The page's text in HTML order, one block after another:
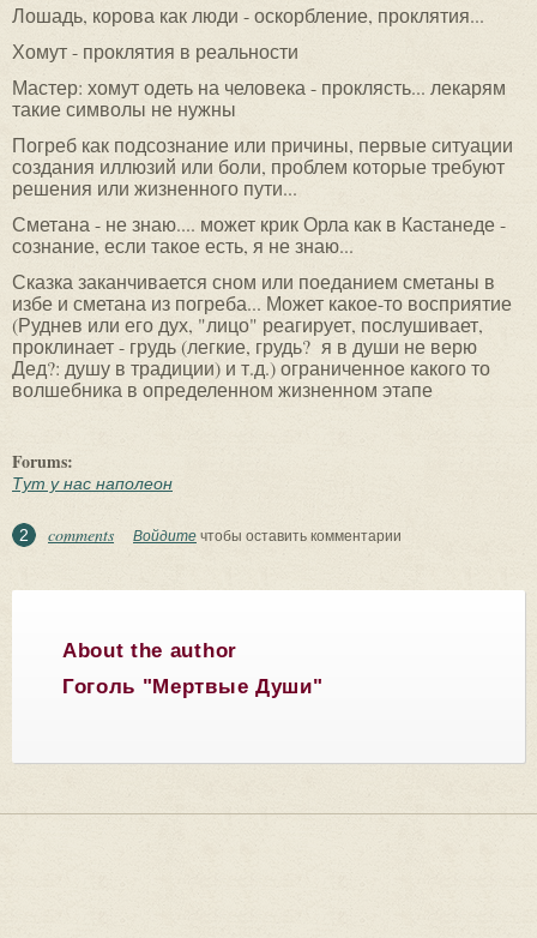
Лошадь, корова как люди - оскорбление, проклятия...
Хомут - проклятия в реальности
Мастер: хомут одеть на человека - проклясть... лекарям
такие символы не нужны
Погреб как подсознание или причины, первые ситуации
создания иллюзий или боли, проблем которые требуют
решения или жизненного пути...
Сметана - не знаю.... может крик Орла как в Кастанеде -
сознание, если такое есть, я не знаю...
Сказка заканчивается сном или поеданием сметаны в
избе и сметана из погреба... Может какое-то восприятие
(Руднев или его дух, "лицо" реагирует, послушивает,
проклинает - грудь (легкие, грудь? я в души не верю
Дед?: душу в традиции) и т.д.) ограниченное какого то
волшебника в определенном жизненном этапе
Forums:
Тут у нас наполеон
2 comments Войдитечтобы оставить комментарии
About the author
Гоголь "Мертвые Души"